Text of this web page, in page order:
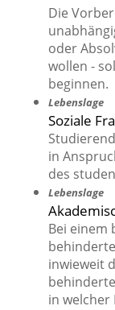
Die
oder
wollen -
beginnen.
Lebenslage
Soziale
in
des
Lebenslage
Bei einem
inwieweit
in welcher